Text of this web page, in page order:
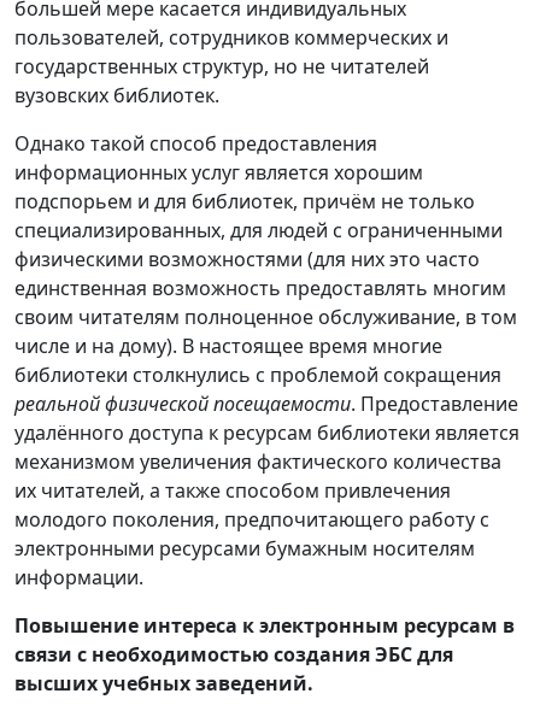
большей мере касается индивидуальных
пользователей, сотрудников коммерческих и
государственных структур, но не читателей
вузовских библиотек.
Однако такой способ предоставления
информационных услуг является хорошим
подспорьем и для библиотек, причём не только
специализированных, для людей с ограниченными
физическими возможностями (для них это часто
единственная возможность предоставлять многим
своим читателям полноценное обслуживание, в том
числе и на дому). В настоящее время многие
библиотеки столкнулись с проблемой сокращения
реальной физической посещаемости. Предоставление
удалённого доступа к ресурсам библиотеки является
механизмом увеличения фактического количества
их читателей, а также способом привлечения
молодого поколения, предпочитающего работу с
электронными ресурсами бумажным носителям
информации.
Повышение интереса к электронным ресурсам в
связи с необходимостью создания ЭБС для
высших учебных заведений.